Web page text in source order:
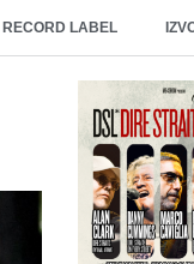
RECORD LABEL